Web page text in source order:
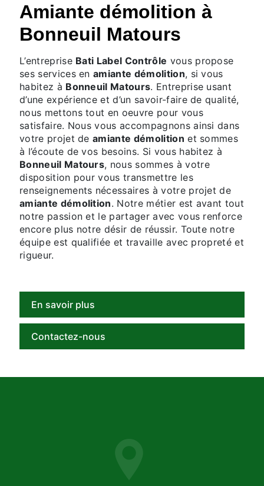
amiante démolition à
Bonneuil Matours
L’entreprise Bati Label Contrôle vous propose
ses services enamiante démolition, si vous
habitez à Bonneuil Matours. Entreprise usant
d’une expérience et d’un savoir-faire de qualité,
nous mettons tout en oeuvre pour vous
satisfaire. Nous vous accompagnons ainsi dans
votre projet deamiante démolition et sommes
à l’écoute de vos besoins. Si vous habitez à
Bonneuil Matours, nous sommes à votre
disposition pour vous transmettre les
renseignements nécessaires à votre projet de
amiante démolition. Notre métier est avant tout
notre passion et le partager avec vous renforce
encore plus notre désir de réussir. Toute notre
équipe est qualifiée et travaille avec propreté et
rigueur.
En savoir plus
Contactez-nous